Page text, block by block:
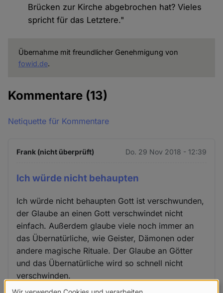
Brücken zur Kirche abgebrochen hat? Vieles
spricht für das Letztere."
Übernahme mit freundlicher Genehmigung von
fowid.de.
Kommentare (13)
Netiquette für Kommentare
Frank (nicht überprüft) Do. 29 Nov 2018 - 12:39
Ich würde nicht behaupten
Ich würde nicht behaupten Gott ist verschwunden,
der Glaube an einen Gott verschwindet nicht
einfach. Außerdem glaube viele noch immer an
das Übernatürliche, wie Geister, Dämonen oder
andere magische Rituale. Der Glaube an Götter
und das Übernatürliche wird so schnell nicht
verschwinden.